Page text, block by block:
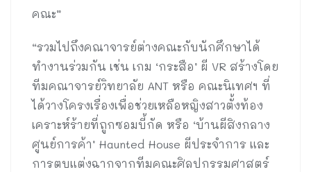
คณะ”
“รวมไปถึงคณาจารย์ต่างคณะกับนักศึกษาได้
ทำงานร่วมกัน เช่น เกม ‘กระสือ’ ผี VR สร้างโดย
ทีมคณาจารย์วิทยาลัย ANT หรือ คณะนิเทศฯ ที่
ได้วางโครงเรื่องเพื่อช่วยเหลือหญิงสาวตั้งท้อง
เคราะห์ร้ายที่ถูกซอมบี้กัด หรือ ‘บ้านผีสิงกลาง
ศูนย์การค้า’ Haunted House ผีประจำการ และ
การตบแต่งฉากจากทีมคณะศิลปกรรมศาสตร์